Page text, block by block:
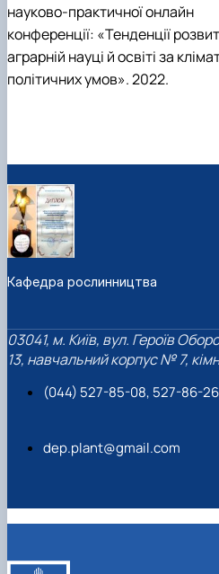
науково-практичної онлайн
конференції: «Тенденції
аграрній науці й освіті за
політичних умов». 2022.
Кафедра рослинництва
03041, м. Київ, вул. Героїв
13, навчальний корпус № 7,
(044) 527-85-08, 527-86-26
dep.plant@gmail.com